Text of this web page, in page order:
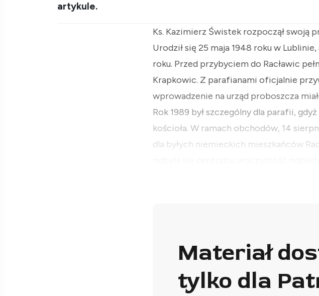
artykule.
Ks. Kazimierz Świstek rozpoczął swoją
Urodził się 25 maja 1948 roku w
roku. Przed przybyciem do Racławic
Krapkowic. Z parafianami oficjalnie
wprowadzenie na urząd proboszcza
Rok 1989 był szczególny dla parafii,
kościoła. W ramach obchodów, 14
dla byłych niemieckich mieszkańców
Materiał
tylko dla